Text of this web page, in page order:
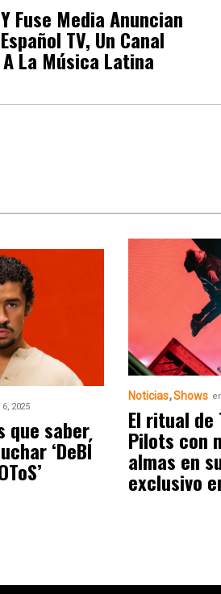
Fuse Media Anuncian
TV, Un Canal
La Música Latina
2025
que saber
‘DeBÍ
Noticias Shows
El ritual de
Pilots con
almas en
exclusivo